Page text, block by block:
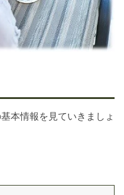
本情報を見ていきましょ